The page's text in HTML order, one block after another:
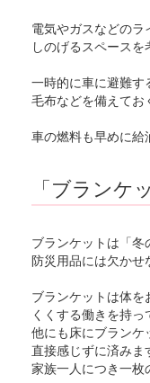
電気やガスなどの
しのげるスペースを
一時的に車に避難
毛布などを備えてお
車の燃料も早めに給
「ブランケ
ブランケットは「
防災用品には欠かせ
ブランケットは体
くくする働きを持っ
他にも床にブランケ
直接感じずに済みま
家族一人につき一枚